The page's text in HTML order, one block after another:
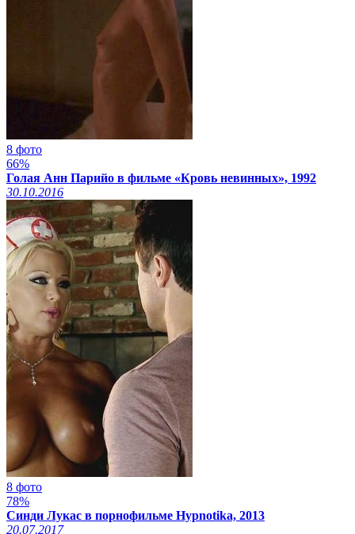
8 фото
66%
Голая Анн Парийо в фильме «Кровь невинных», 1992
30.10.2016
8 фото
78%
Синди Лукас в порнофильме Hypnotika, 2013
20.07.2017